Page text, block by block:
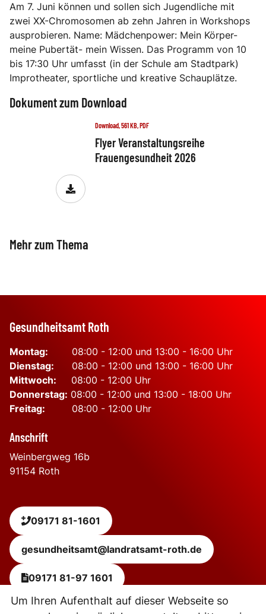
Am 7. Juni können und sollen sich Jugendliche mit
zwei XX-Chromosomen ab zehn Jahren in Workshops
ausprobieren. Name: Mädchenpower: Mein Körper-
meine Pubertät- mein Wissen. Das Programm von 10
bis 17:30 Uhr umfasst (in der Schule am Stadtpark)
Improtheater, sportliche und kreative Schauplätze.
Dokument zum Download
Download, 561 KB, PDF
Flyer Veranstaltungsreihe
Frauengesundheit 2026
Mehr zum Thema
Gesundheitsamt Roth
Montag: 08:00 - 12:00 und 13:00 - 16:00 Uhr
Dienstag: 08:00 - 12:00 und 13:00 - 16:00 Uhr
Mittwoch: 08:00 - 12:00 Uhr
Donnerstag: 08:00 - 12:00 und 13:00 - 18:00 Uhr
Freitag: 08:00 - 12:00 Uhr
Anschrift
Weinbergweg 16b
91154 Roth
09171 81-1601
gesundheitsamt@landratsamt-roth.de
09171 81-97 1601
Um Ihren Aufenthalt auf dieser Webseite so